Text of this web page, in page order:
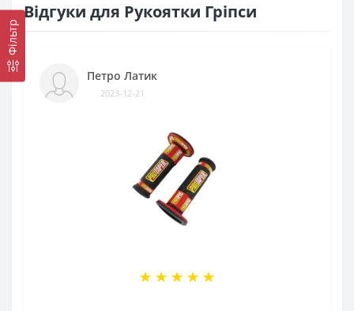
Фільтр
Відгуки для Рукоятки Гріпси
Петро Латик
2023-12-21